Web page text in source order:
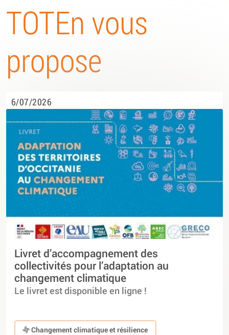
TOTEn vous
propose
6/07/2026
Livret d’accompagnement des
collectivités pour l’adaptation au
changement climatique
Le livret est disponible en ligne !
Changement climatique et résilience